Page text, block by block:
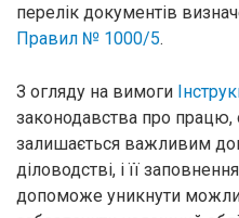
перелік документів
Правил № 1000/5.
З огляду на вимоги
законодавства про працю,
залишається важливим
діловодстві, і її
допоможе уникнути